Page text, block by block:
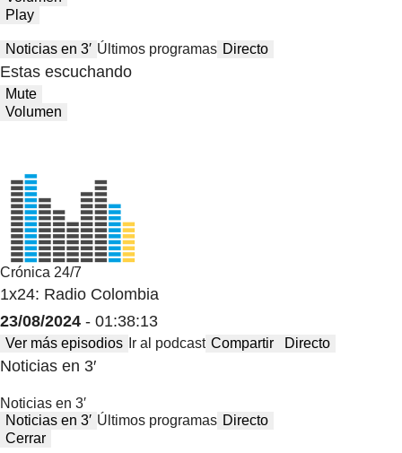
Play
Noticias en 3′ Últimos programas Directo
Estas escuchando
Mute
Volumen
Crónica 24/7
1x24: Radio Colombia
23/08/2024 - 01:38:13
Ver más episodios Ir al podcast Compartir Directo
Noticias en 3′
Noticias en 3′
Noticias en 3′ Últimos programas Directo
Cerrar